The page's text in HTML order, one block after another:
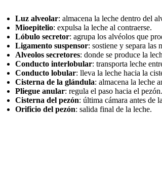
Luz alveolar: almacena la leche dentro del
Mioepitelio: expulsa la leche al contraerse.
Lóbulo secretor: agrupa los alvéolos que
Ligamento suspensor: sostiene y separa las
Alveolos secretores: donde se produce la
Conducto interlobular: transporta leche
Conducto lobular: lleva la leche hacia la
Cisterna de la glándula: almacena la leche
Pliegue anular: regula el paso hacia el pezón.
Cisterna del pezón: última cámara antes de
Orificio del pezón: salida final de la leche.